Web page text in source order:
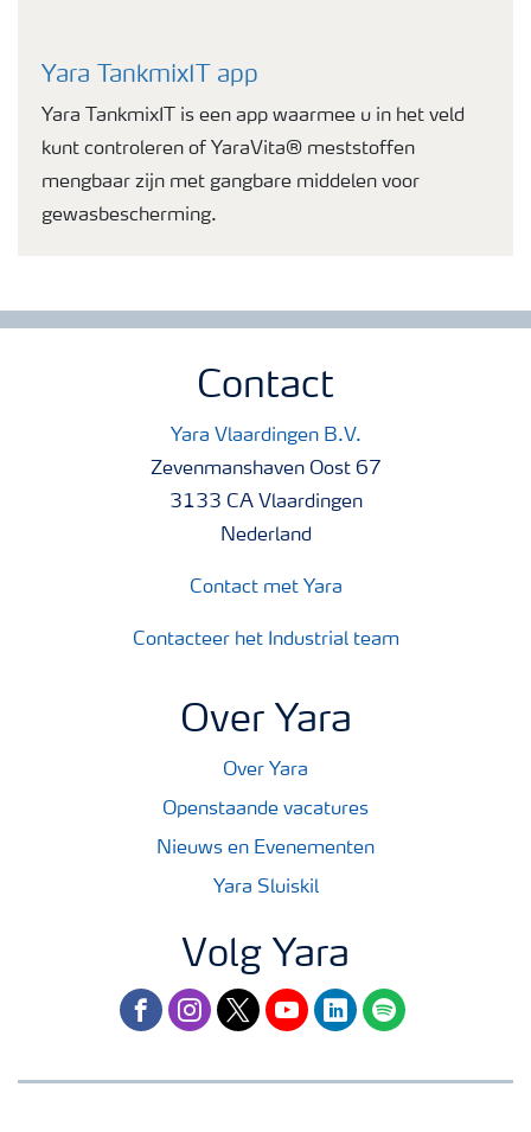
Yara TankmixIT app
Yara TankmixIT is een app waarmee u in het veld
kunt controleren of YaraVita® meststoffen
mengbaar zijn met gangbare middelen voor
gewasbescherming.
Contact
Yara Vlaardingen B.V.
Zevenmanshaven Oost 67
3133 CA Vlaardingen
Nederland
Contact met Yara
Contacteer het Industrial team
Over Yara
Over Yara
Openstaande vacatures
Nieuws en Evenementen
Yara Sluiskil
Volg Yara
facebookinstagram
twitteryoutubelinkedinspotify